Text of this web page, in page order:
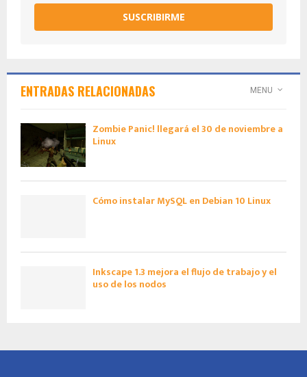
SUSCRIBIRME
ENTRADAS RELACIONADAS MENU
Zombie Panic! llegará el 30 de noviembre a
Linux
Cómo instalar MySQL en Debian 10 Linux
Inkscape 1.3 mejora el flujo de trabajo y el
uso de los nodos